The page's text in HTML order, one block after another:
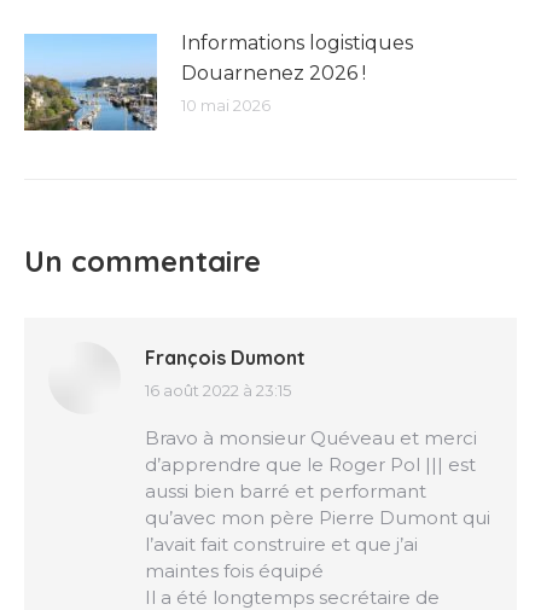
Informations logistiques
Douarnenez 2026 !
10 mai 2026
Un commentaire
François Dumont
dit
16 août 2022 à 23:15
Bravo à monsieur Quéveau et merci
d’apprendre que le Roger Pol ||| est
aussi bien barré et performant
qu’avec mon père Pierre Dumont qui
l’avait fait construire et que j’ai
maintes fois équipé
Il a été longtemps secrétaire de